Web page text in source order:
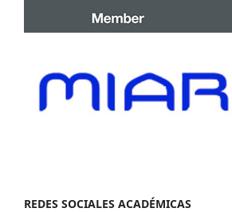
REDES SOCIALES ACADÉMICAS